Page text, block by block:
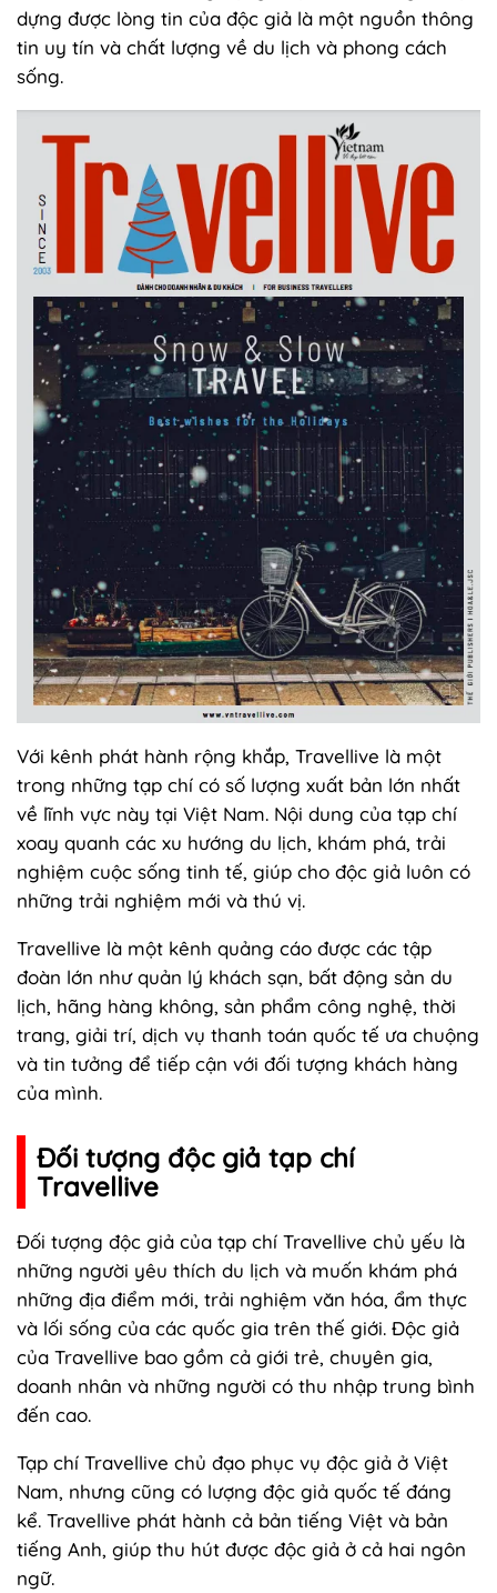
dựng được lòng tin của độc giả là một nguồn thông
tin uy tín và chất lượng về du lịch và phong cách
sống.
Với kênh phát hành rộng khắp, Travellive là một
trong những tạp chí có số lượng xuất bản lớn nhất
về lĩnh vực này tại Việt Nam. Nội dung của tạp chí
xoay quanh các xu hướng du lịch, khám phá, trải
nghiệm cuộc sống tinh tế, giúp cho độc giả luôn có
những trải nghiệm mới và thú vị.
Travellive là một kênh quảng cáo được các tập
đoàn lớn như quản lý khách sạn, bất động sản du
lịch, hãng hàng không, sản phẩm công nghệ, thời
trang, giải trí, dịch vụ thanh toán quốc tế ưa chuộng
và tin tưởng để tiếp cận với đối tượng khách hàng
của mình.
Đối tượng độc giả tạp chí
Travellive
Đối tượng độc giả của tạp chí Travellive chủ yếu là
những người yêu thích du lịch và muốn khám phá
những địa điểm mới, trải nghiệm văn hóa, ẩm thực
và lối sống của các quốc gia trên thế giới. Độc giả
của Travellive bao gồm cả giới trẻ, chuyên gia,
doanh nhân và những người có thu nhập trung bình
đến cao.
Tạp chí Travellive chủ đạo phục vụ độc giả ở Việt
Nam, nhưng cũng có lượng độc giả quốc tế đáng
kể. Travellive phát hành cả bản tiếng Việt và bản
tiếng Anh, giúp thu hút được độc giả ở cả hai ngôn
ngữ.